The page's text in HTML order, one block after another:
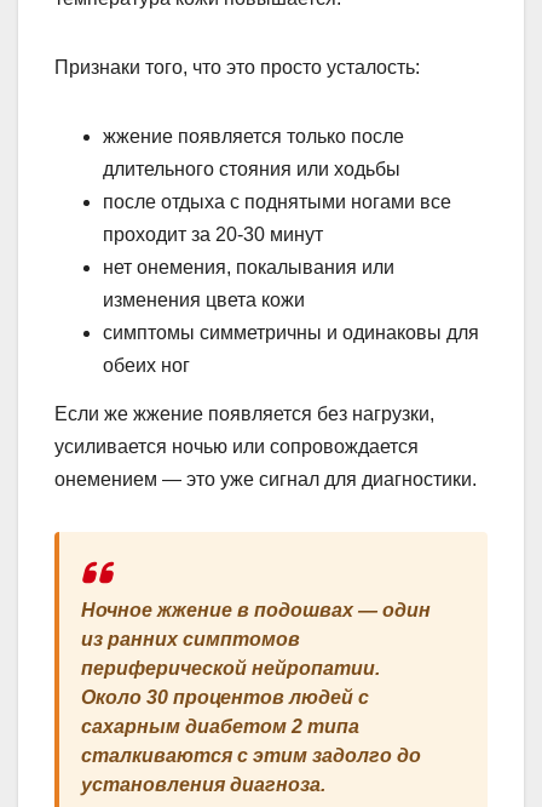
Признаки того, что это просто усталость:
жжение появляется только после
длительного стояния или ходьбы
после отдыха с поднятыми ногами все
проходит за 20-30 минут
нет онемения, покалывания или
изменения цвета кожи
симптомы симметричны и одинаковы для
обеих ног
Если же жжение появляется без нагрузки,
усиливается ночью или сопровождается
онемением — это уже сигнал для диагностики.
Ночное жжение в подошвах — один
из ранних симптомов
периферической нейропатии.
Около 30 процентов людей с
сахарным диабетом 2 типа
сталкиваются с этим задолго до
установления диагноза.